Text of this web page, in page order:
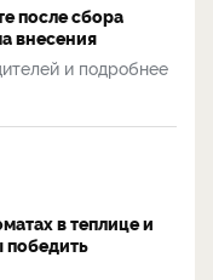
после сбора
внесения
и подробнее
в теплице и
победить